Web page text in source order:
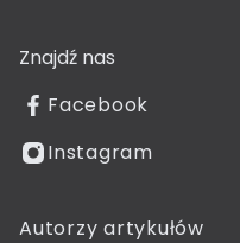
Znajdź nas
Facebook
Instagram
Autorzy artykułów